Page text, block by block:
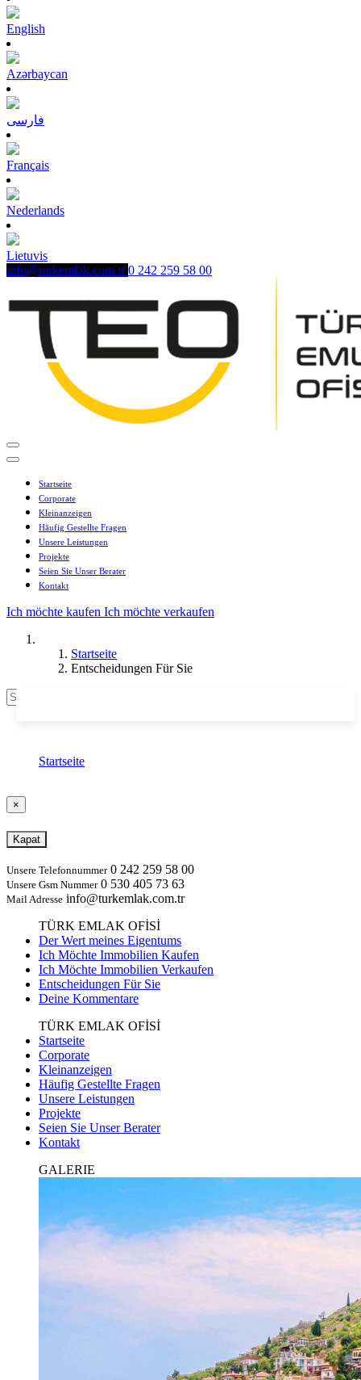
English
Azərbaycan
فارسی
Français
Nederlands
Lietuvis
info@turkemlak.com.tr 0 242 259 58 00
Startseite
Corporate
Kleinanzeigen
Häufig Gestellte Fragen
Unsere Leistungen
Projekte
Seien Sie Unser Berater
Kontakt
Ich möchte kaufen Ich möchte verkaufen
Startseite
Entscheidungen Für Sie
Startseite
×
Kapat
Unsere Telefonnummer 0 242 259 58 00
Unsere Gsm Nummer 0 530 405 73 63
Mail Adresse info@turkemlak.com.tr
TÜRK EMLAK OFİSİ
Der Wert meines Eigentums
Ich Möchte Immobilien Kaufen
Ich Möchte Immobilien Verkaufen
Entscheidungen Für Sie
Deine Kommentare
TÜRK EMLAK OFİSİ
Startseite
Corporate
Kleinanzeigen
Häufig Gestellte Fragen
Unsere Leistungen
Projekte
Seien Sie Unser Berater
Kontakt
GALERIE